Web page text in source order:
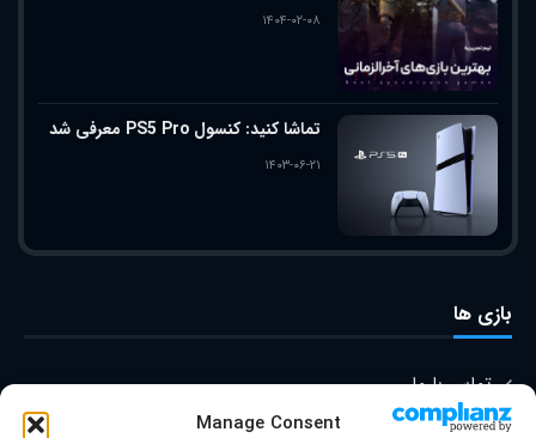
Manage Consent
۱۴۰۴-۰۲-۰۸
تماشا کنید: کنسول PS5 Pro معرفی شد
۱۴۰۳-۰۶-۲۱
بازی ها
تماس با ما
درباره ما